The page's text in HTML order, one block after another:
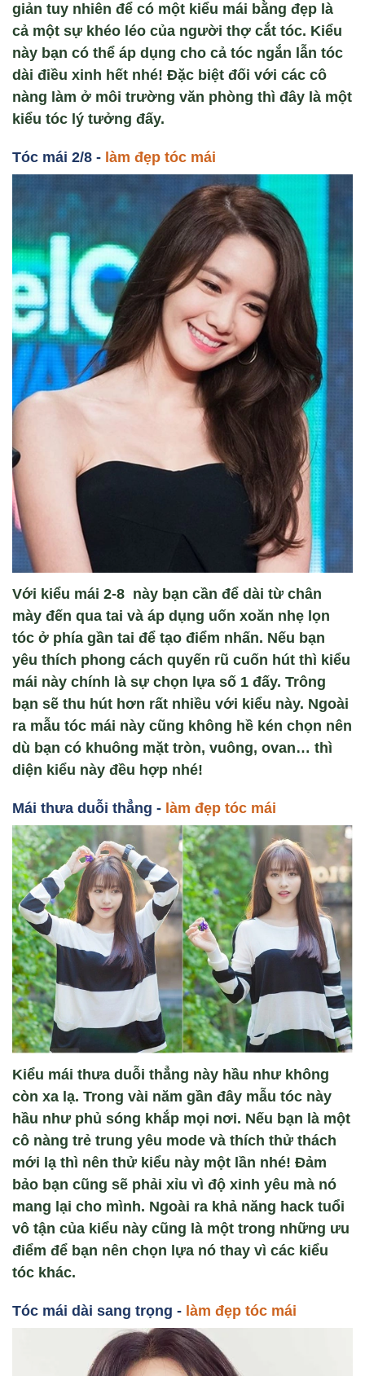
giản tuy nhiên để có một kiểu mái bằng đẹp là
cả một sự khéo léo của người thợ cắt tóc. Kiểu
này bạn có thể áp dụng cho cả tóc ngắn lẫn tóc
dài điều xinh hết nhé! Đặc biệt đối với các cô
nàng làm ở môi trường văn phòng thì đây là một
kiểu tóc lý tưởng đấy.
Tóc mái 2/8 - làm đẹp tóc mái
Với kiểu mái 2-8 này bạn cần để dài từ chân
mày đến qua tai và áp dụng uốn xoăn nhẹ lọn
tóc ở phía gần tai để tạo điểm nhấn. Nếu bạn
yêu thích phong cách quyến rũ cuốn hút thì kiểu
mái này chính là sự chọn lựa số 1 đấy. Trông
bạn sẽ thu hút hơn rất nhiều với kiểu này. Ngoài
ra mẫu tóc mái này cũng không hề kén chọn nên
dù bạn có khuông mặt tròn, vuông, ovan… thì
diện kiểu này đều hợp nhé!
Mái thưa duỗi thẳng - làm đẹp tóc mái
Kiểu mái thưa duỗi thẳng này hầu như không
còn xa lạ. Trong vài năm gần đây mẫu tóc này
hầu như phủ sóng khắp mọi nơi. Nếu bạn là một
cô nàng trẻ trung yêu mode và thích thử thách
mới lạ thì nên thử kiểu này một lần nhé! Đảm
bảo bạn cũng sẽ phải xỉu vì độ xinh yêu mà nó
mang lại cho mình. Ngoài ra khả năng hack tuổi
vô tận của kiểu này cũng là một trong những ưu
điểm để bạn nên chọn lựa nó thay vì các kiểu
tóc khác.
Tóc mái dài sang trọng - làm đẹp tóc mái